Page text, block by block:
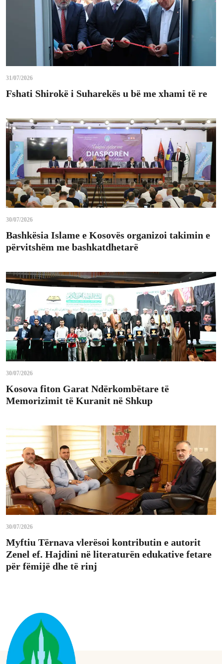
31/07/2026
Fshati Shirokë i Suharekës u bë me xhami të re
30/07/2026
Bashkësia Islame e Kosovës organizoi takimin e
përvitshëm me bashkatdhetarë
30/07/2026
Kosova fiton Garat Ndërkombëtare të
Memorizimit të Kuranit në Shkup
30/07/2026
Myftiu Tërnava vlerësoi kontributin e autorit
Zenel ef. Hajdini në literaturën edukative fetare
për fëmijë dhe të rinj